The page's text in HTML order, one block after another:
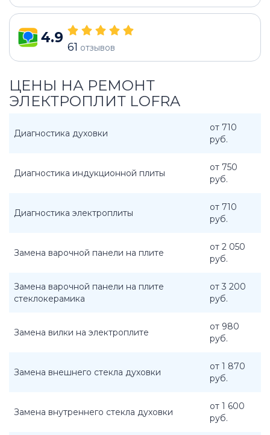
4.9
61 отзывов
ЦЕНЫ НА РЕМОНТ
ЭЛЕКТРОПЛИТ LOFRA
Диагностика духовки
от 710
руб.
Диагностика индукционной плиты
от 750
руб.
Диагностика электроплиты
от 710
руб.
Замена варочной панели на плите
от 2 050
руб.
Замена варочной панели на плите
стеклокерамика
от 3 200
руб.
Замена вилки на электроплите
от 980
руб.
Замена внешнего стекла духовки
от 1 870
руб.
Замена внутреннего стекла духовки
от 1 600
руб.